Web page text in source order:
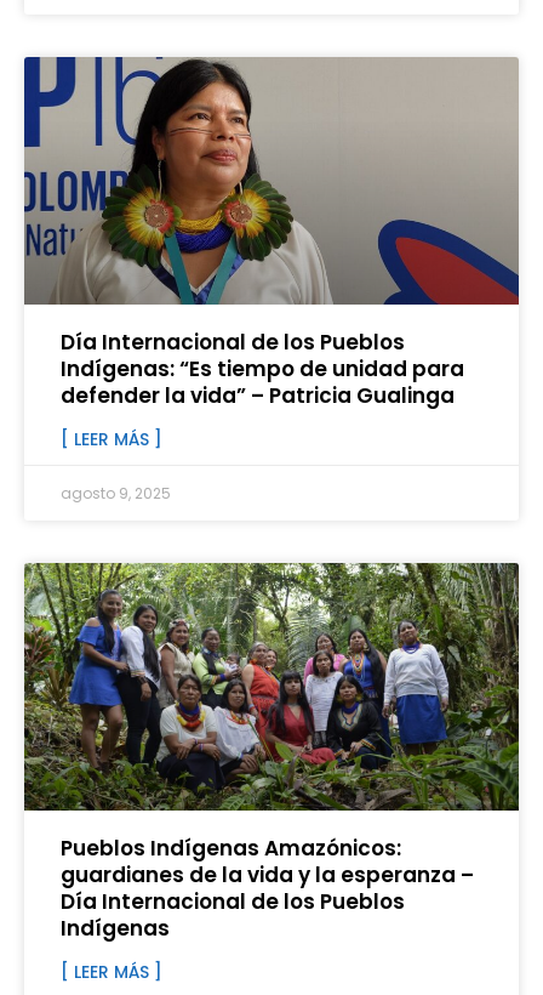
Día Internacional de los Pueblos
Indígenas: “Es tiempo de unidad para
defender la vida” – Patricia Gualinga
[ LEER MÁS ]
agosto 9, 2025
Pueblos Indígenas Amazónicos:
guardianes de la vida y la esperanza –
Día Internacional de los Pueblos
Indígenas
[ LEER MÁS ]